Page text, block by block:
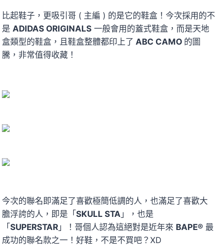
比起鞋子，更吸引哥 ( 主編 ) 的是它的鞋盒！今次採用的不
是 ADIDAS ORIGINALS 一般會用的蓋式鞋盒，而是天地
盒類型的鞋盒，且鞋盒整體都印上了 ABC CAMO 的圖
騰，非常值得收藏！
今次的聯名即滿足了喜歡極簡低調的人，也滿足了喜歡大
膽浮誇的人，即是「SKULL STA 」，也是
「SUPERSTAR 」！哥個人認為這絕對是近年來 BAPE® 最
成功的聯名款之一！好鞋，不是不買吧？XD